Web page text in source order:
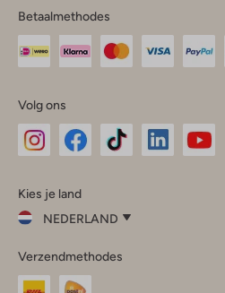
Betaalmethodes
Volg ons
InstagramFacebook
Kies je land
NEDERLAND
je
land
Verzendmethodes